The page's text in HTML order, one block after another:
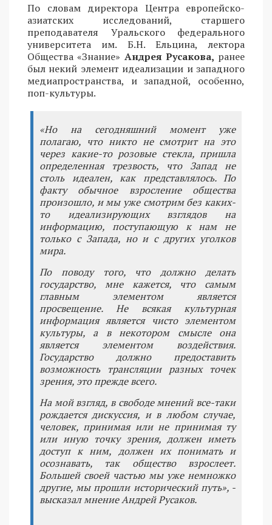
По словам директора Центра европейско-
азиатских исследований, старшего
преподавателя Уральского федерального
университета им. Б.Н. Ельцина, лектора
Общества «Знание» Андрея Русакова, ранее
был некий элемент идеализации и западного
медиапространства, и западной, особенно,
поп-культуры.
«Но на сегодняшний момент уже
полагаю, что никто не смотрит на это
через какие-то розовые стекла, пришла
определенная трезвость, что Запад не
столь идеален, как представлялось. По
факту обычное взросление общества
произошло, и мы уже смотрим без каких-
то идеализирующих взглядов на
информацию, поступающую к нам не
только с Запада, но и с других уголков
мира.
По поводу того, что должно делать
государство, мне кажется, что самым
главным элементом является
просвещение. Не всякая культурная
информация является чисто элементом
культуры, а в некотором смысле она
является элементом воздействия.
Государство должно предоставить
возможность трансляции разных точек
зрения, это прежде всего.
На мой взгляд, в свободе мнений все-таки
рождается дискуссия, и в любом случае,
человек, принимая или не принимая ту
или иную точку зрения, должен иметь
доступ к ним, должен их понимать и
осознавать, так общество взрослеет.
Большей своей частью мы уже немножко
другие, мы прошли исторический путь», -
высказал мнение Андрей Русаков.